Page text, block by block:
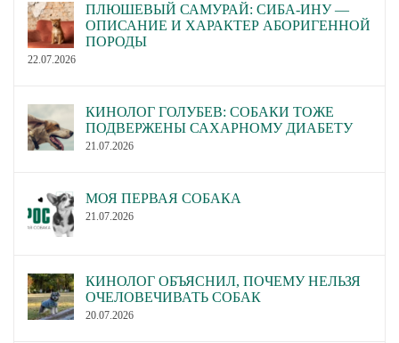
ПЛЮШЕВЫЙ САМУРАЙ: СИБА-ИНУ —
ОПИСАНИЕ И ХАРАКТЕР АБОРИГЕННОЙ
ПОРОДЫ
22.07.2026
КИНОЛОГ ГОЛУБЕВ: СОБАКИ ТОЖЕ
ПОДВЕРЖЕНЫ САХАРНОМУ ДИАБЕТУ
21.07.2026
МОЯ ПЕРВАЯ СОБАКА
21.07.2026
КИНОЛОГ ОБЪЯСНИЛ, ПОЧЕМУ НЕЛЬЗЯ
ОЧЕЛОВЕЧИВАТЬ СОБАК
20.07.2026